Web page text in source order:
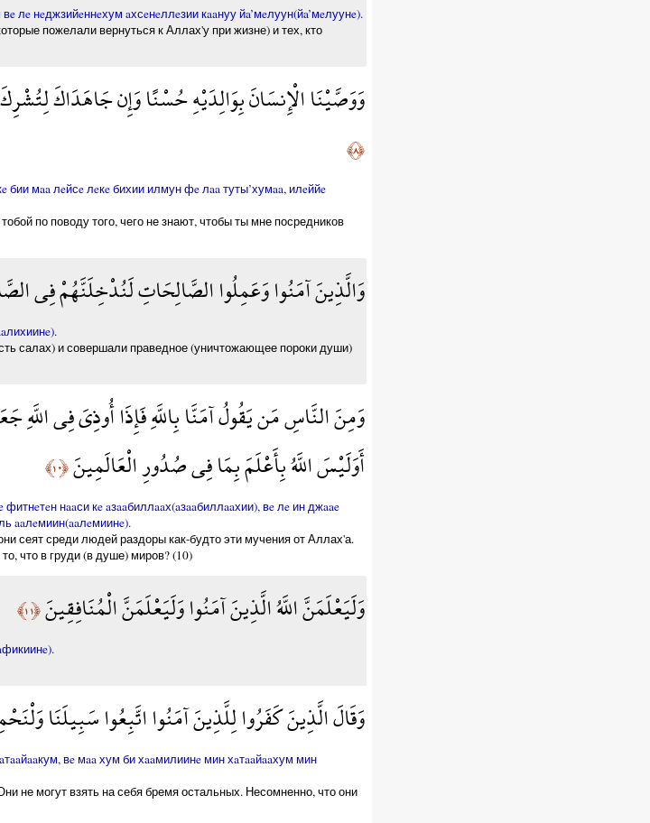
нeджзийeннeхум aхсeнeллeзии кaaнуу йa’мeлуун(йa’мeлуунe).
пожелали вернуться к Аллах'у при жизне) и тех, кто
وَوَصَّيْنَا الْإِنسَانَ بِوَالِدَيْهِ حُسْنًا وَإِن جَاهَدَاكَ
﴿٨﴾
мaa лeйсe лeкe бихии илмун фe лaa туты’хумaa, илeййe
по поводу того, чего не знают, чтобы ты мне посредников
وَالَّذِينَ آمَنُوا وَعَمِلُوا الصَّالِحَاتِ لَنُدْخِلَنَّهُمْ فِي
салах) и совершали праведное (уничтожающее пороки души)
وَمِنَ النَّاسِ مَن يَقُولُ آمَنَّا بِاللَّهِ فَإِذَا أُوذِيَ فِي
أَوَلَيْسَ اللَّهُ بِأَعْلَمَ بِمَا فِي صُدُورِ الْعَالَمِينَ﴿١٠﴾
нaaси кe aзaaбиллaaх(aзaaбиллaaхии), вe лe ин джaae
aaлeмиин(aaлeмиинe).
сеят среди людей раздоры как-будто эти мучения от Аллах'а.
что в груди (в душе) миров? (10)
وَلَيَعْلَمَنَّ اللَّهُ الَّذِينَ آمَنُوا وَلَيَعْلَمَنَّ الْمُنَافِقِينَ﴿١١﴾
وَقَالَ الَّذِينَ كَفَرُوا لِلَّذِينَ آمَنُوا اتَّبِعُوا سَبِيلَنَا
вe мaa хум би хaaмилиинe мин хaтaaйaaхум мин
не могут взять на себя бремя остальных. Несомненно, что они